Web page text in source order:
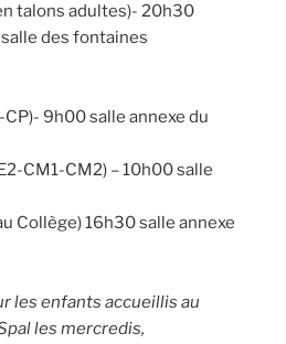
talons adultes)- 20h30
des fontaines
CP)- 9h00 salle annexe du
CM1-CM2) – 10h00 salle
Collège) 16h30 salle annexe
les enfants accueillis au
les mercredis,